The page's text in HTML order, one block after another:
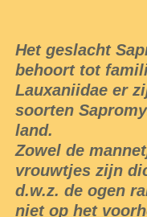
Het geslacht
behoort tot
Lauxaniidae er
soorten
land.
Zowel de
vrouwtjes zijn
d.w.z. de ogen
niet op het